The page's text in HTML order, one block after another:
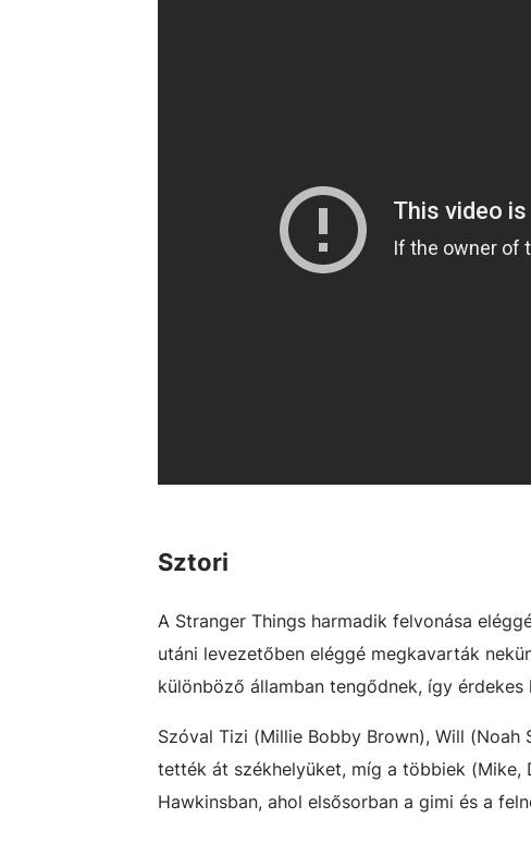
Sztori
A Stranger Things harmadik felvonása
utáni levezetőben eléggé megkavarták
különböző államban tengődnek, így
Szóval Tizi (Millie Bobby Brown), Will
tették át székhelyüket, míg a többiek (Mike,
Hawkinsban, ahol elsősorban a gimi és a